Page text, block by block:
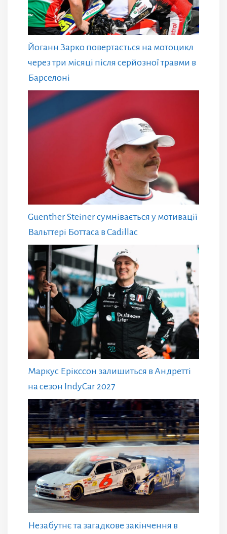
Йоганн Зарко повертається на мотоцикл
через три місяці після серйозної травми в
Барселоні
Guenther Steiner сумнівається у мотивації
Вальттері Боттаса в Cadillac
Маркус Ерікссон залишиться в Андретті
на сезон IndyCar 2027
Незабутнє та загадкове закінчення в